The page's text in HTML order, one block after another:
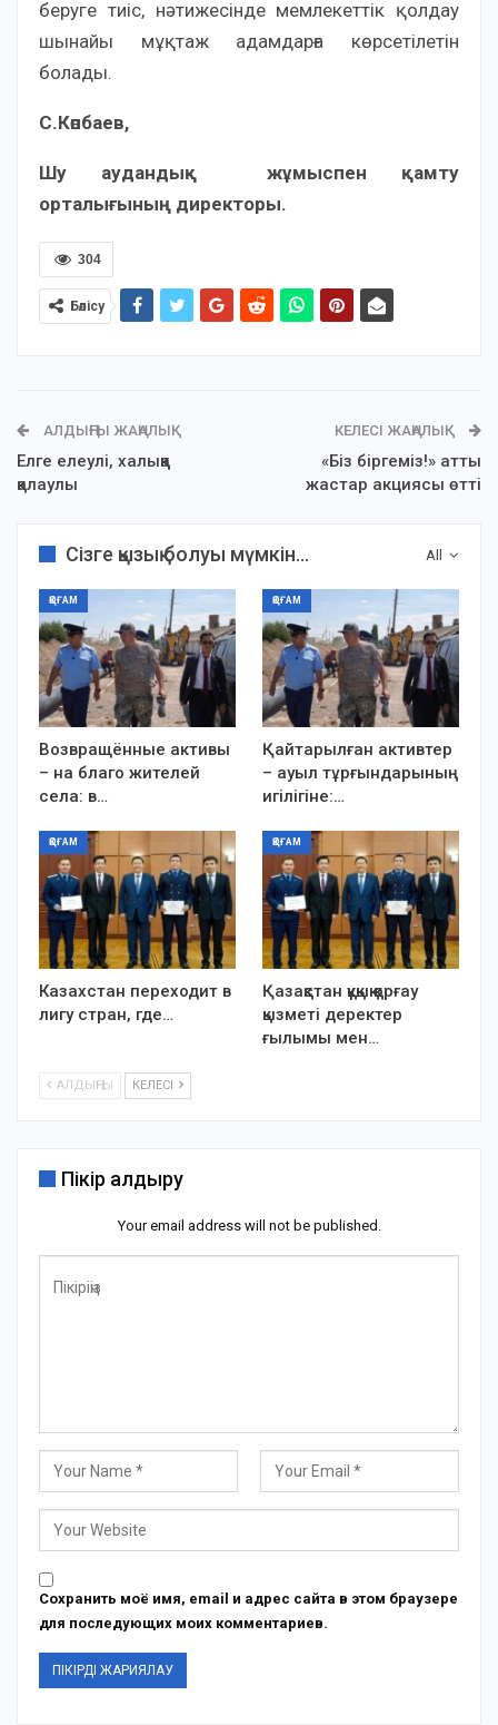
беруге тиіс, нәтижесінде мемлекеттік қолдау
шынайы мұқтаж адамдарға көрсетілетін
болады.
С.Көпбаев,
Шу аудандық жұмыспен қамту
орталығының директоры.
304
Бөлісу
АЛДЫҢҒЫ ЖАҢАЛЫҚ
Елге елеулі, халыққа
қалаулы
КЕЛЕСІ ЖАҢАЛЫҚ
«Біз біргеміз!» атты
жастар акциясы өтті
All
Сізге қызық болуы мүмкін...
ҚОҒАМ
Возвращённые активы
– на благо жителей
села: в…
ҚОҒАМ
Қайтарылған активтер
– ауыл тұрғындарының
игілігіне:…
ҚОҒАМ
Казахстан переходит в
лигу стран, где…
ҚОҒАМ
Қазақстан құқық қорғау
қызметі деректер
ғылымы мен…
АЛДЫҢҒЫ КЕЛЕСІ
Пікір қалдыру
Your email address will not be published.
Сохранить моё имя, email и адрес сайта в этом браузере
для последующих моих комментариев.